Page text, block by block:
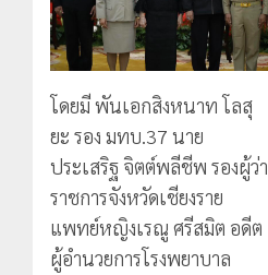
โดยมี พันเอกสิงหนาท โลสุ
ยะ รอง มทบ.37 นาย
ประเสริฐ จิตต์พลีชีพ รองผู้ว่า
ราชการจังหวัดเชียงราย
แพทย์หญิงเรณู ศรีสมิต อดีต
ผู้อำนวยการโรงพยาบาล